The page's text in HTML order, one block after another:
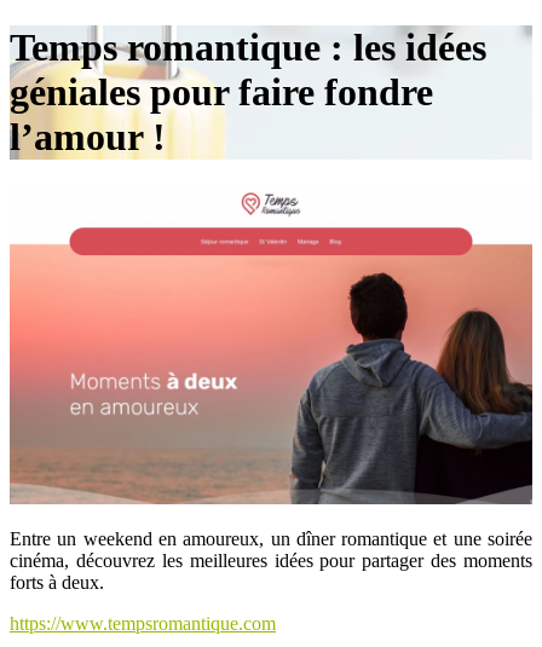
Temps romantique : les idées
géniales pour faire fondre
l’amour !
Entre un weekend en amoureux, un dîner romantique et une soirée
cinéma, découvrez les meilleures idées pour partager des moments
forts à deux.
https://www.tempsromantique.com